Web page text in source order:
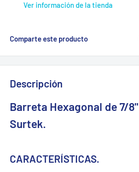
Ver información de la tienda
Comparte este producto
Descripción
Barreta Hexagonal de 7/8"
Surtek.
CARACTERÍSTICAS.